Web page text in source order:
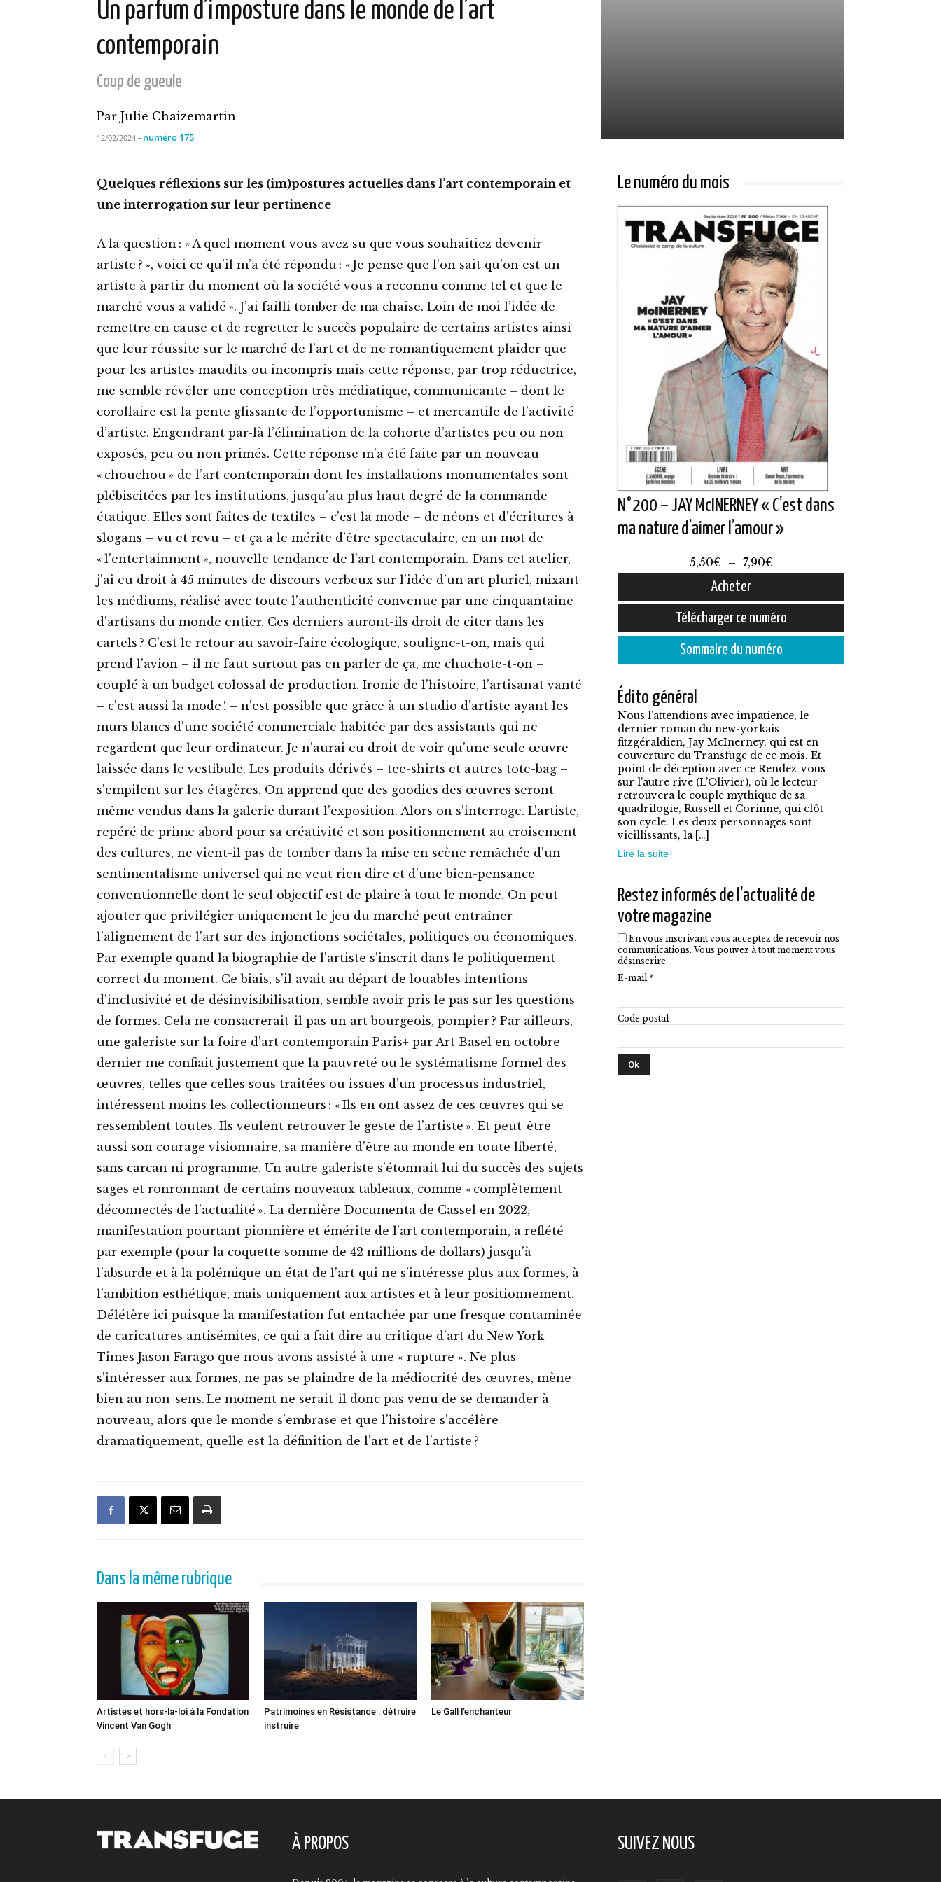
Un parfum d’imposture dans le monde de l’art
contemporain
Coup de gueule
Par Julie Chaizemartin
12/02/2024 - numéro 175
Quelques réflexions sur les (im)postures actuelles dans l’art contemporain et
une interrogation sur leur pertinence
A la question : « A quel moment vous avez su que vous souhaitiez devenir
artiste ? », voici ce qu’il m’a été répondu : « Je pense que l’on sait qu’on est un
artiste à partir du moment où la société vous a reconnu comme tel et que le
marché vous a validé ». J’ai failli tomber de ma chaise. Loin de moi l’idée de
remettre en cause et de regretter le succès populaire de certains artistes ainsi
que leur réussite sur le marché de l’art et de ne romantiquement plaider que
pour les artistes maudits ou incompris mais cette réponse, par trop réductrice,
me semble révéler une conception très médiatique, communicante – dont le
corollaire est la pente glissante de l’opportunisme – et mercantile de l’activité
d’artiste. Engendrant par-là l’élimination de la cohorte d’artistes peu ou non
exposés, peu ou non primés. Cette réponse m’a été faite par un nouveau
« chouchou » de l’art contemporain dont les installations monumentales sont
plébiscitées par les institutions, jusqu’au plus haut degré de la commande
étatique. Elles sont faites de textiles – c’est la mode – de néons et d’écritures à
slogans – vu et revu – et ça a le mérite d’être spectaculaire, en un mot de
« l’entertainment », nouvelle tendance de l’art contemporain. Dans cet atelier,
j’ai eu droit à 45 minutes de discours verbeux sur l’idée d’un art pluriel, mixant
les médiums, réalisé avec toute l’authenticité convenue par une cinquantaine
d’artisans du monde entier. Ces derniers auront-ils droit de citer dans les
cartels ? C’est le retour au savoir-faire écologique, souligne-t-on, mais qui
prend l’avion – il ne faut surtout pas en parler de ça, me chuchote-t-on –
couplé à un budget colossal de production. Ironie de l’histoire, l’artisanat vanté
– c’est aussi la mode ! – n’est possible que grâce à un studio d’artiste ayant les
murs blancs d’une société commerciale habitée par des assistants qui ne
regardent que leur ordinateur. Je n’aurai eu droit de voir qu’une seule œuvre
laissée dans le vestibule. Les produits dérivés – tee-shirts et autres tote-bag –
s’empilent sur les étagères. On apprend que des goodies des œuvres seront
même vendus dans la galerie durant l’exposition. Alors on s’interroge. L’artiste,
repéré de prime abord pour sa créativité et son positionnement au croisement
des cultures, ne vient-il pas de tomber dans la mise en scène remâchée d’un
sentimentalisme universel qui ne veut rien dire et d’une bien-pensance
conventionnelle dont le seul objectif est de plaire à tout le monde. On peut
ajouter que privilégier uniquement le jeu du marché peut entraîner
l’alignement de l’art sur des injonctions sociétales, politiques ou économiques.
Par exemple quand la biographie de l’artiste s’inscrit dans le politiquement
correct du moment. Ce biais, s’il avait au départ de louables intentions
d’inclusivité et de désinvisibilisation, semble avoir pris le pas sur les questions
de formes. Cela ne consacrerait-il pas un art bourgeois, pompier ? Par ailleurs,
une galeriste sur la foire d’art contemporain Paris+ par Art Basel en octobre
dernier me confiait justement que la pauvreté ou le systématisme formel des
œuvres, telles que celles sous traitées ou issues d’un processus industriel,
intéressent moins les collectionneurs : « Ils en ont assez de ces œuvres qui se
ressemblent toutes. Ils veulent retrouver le geste de l’artiste ». Et peut-être
aussi son courage visionnaire, sa manière d’être au monde en toute liberté,
sans carcan ni programme. Un autre galeriste s’étonnait lui du succès des sujets
sages et ronronnant de certains nouveaux tableaux, comme « complètement
déconnectés de l’actualité ». La dernière Documenta de Cassel en 2022,
manifestation pourtant pionnière et émérite de l’art contemporain, a reflété
par exemple (pour la coquette somme de 42 millions de dollars) jusqu’à
l’absurde et à la polémique un état de l’art qui ne s’intéresse plus aux formes, à
l’ambition esthétique, mais uniquement aux artistes et à leur positionnement.
Délétère ici puisque la manifestation fut entachée par une fresque contaminée
de caricatures antisémites, ce qui a fait dire au critique d’art du New York
Times Jason Farago que nous avons assisté à une « rupture ». Ne plus
s’intéresser aux formes, ne pas se plaindre de la médiocrité des œuvres, mène
bien au non-sens. Le moment ne serait-il donc pas venu de se demander à
nouveau, alors que le monde s’embrase et que l’histoire s’accélère
dramatiquement, quelle est la définition de l’art et de l’artiste ?
Dans la même rubrique
Artistes et hors-la-loi à la Fondation
Vincent Van Gogh
Patrimoines en Résistance : détruire
instruire
Le Gall l’enchanteur
Le numéro du mois
N°200 – JAY McINERNEY « C’est dans
ma nature d’aimer l’amour »
5,50€ – 7,90€
prix :
5,50€
à
7,90€
Acheter
produit
variations.
Les
options
peuvent
être
choisies
sur
du
produit
Télécharger ce numéro
Sommaire du numéro
Édito général
Nous l’attendions avec impatience, le
dernier roman du new-yorkais
fitzgéraldien, Jay McInerney, qui est en
couverture du Transfuge de ce mois. Et
point de déception avec ce Rendez-vous
sur l’autre rive (L’Olivier), où le lecteur
retrouvera le couple mythique de sa
quadrilogie, Russell et Corinne, qui clôt
son cycle. Les deux personnages sont
vieillissants, la […]
Lire la suite
Restez informés de l'actualité de
votre magazine
En vous inscrivant vous acceptez de recevoir nos
communications. Vous pouvez à tout moment vous
désinscrire.
E-mail *
Code postal
À PROPOS SUIVEZ NOUS